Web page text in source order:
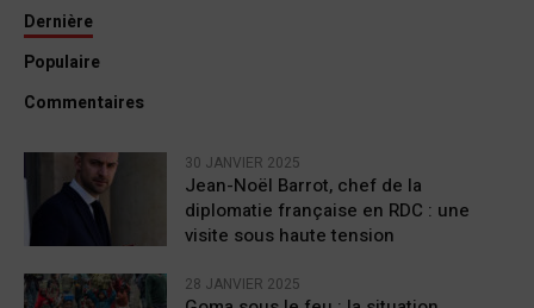
Dernière
Populaire
Commentaires
30 JANVIER 2025
Jean-Noël Barrot, chef de la
diplomatie française en RDC : une
visite sous haute tension
28 JANVIER 2025